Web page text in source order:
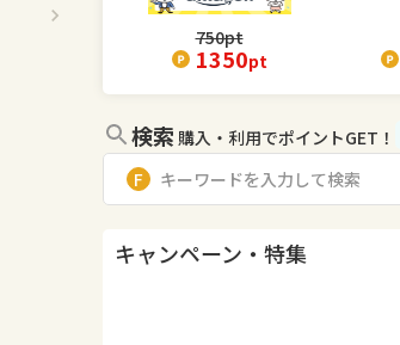
750pt
1350pt
検索 購入・利用でポイントGET！
キャンペーン・特集